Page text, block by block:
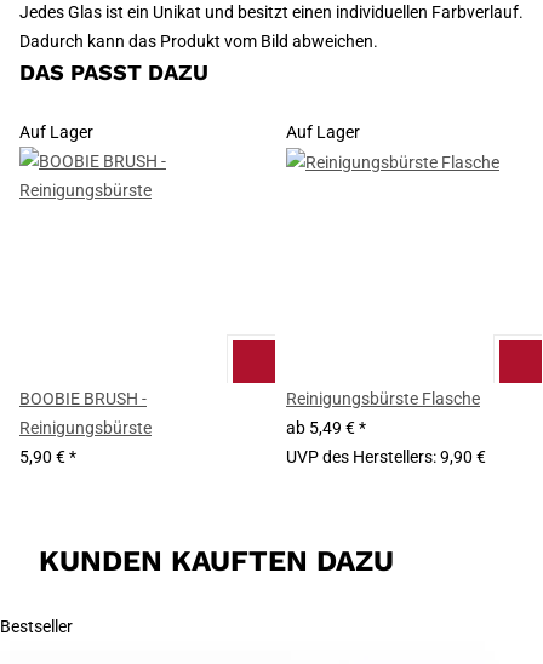
Jedes Glas ist ein Unikat und besitzt einen individuellen Farbverlauf.
Dadurch kann das Produkt vom Bild abweichen.
DAS PASST DAZU
Auf Lager
BOOBIE BRUSH -
Reinigungsbürste
5,90 €*
Auf Lager
Reinigungsbürste Flasche
ab 5,49 €*
UVP des Herstellers:9,90 €
KUNDEN KAUFTEN DAZU
Bestseller